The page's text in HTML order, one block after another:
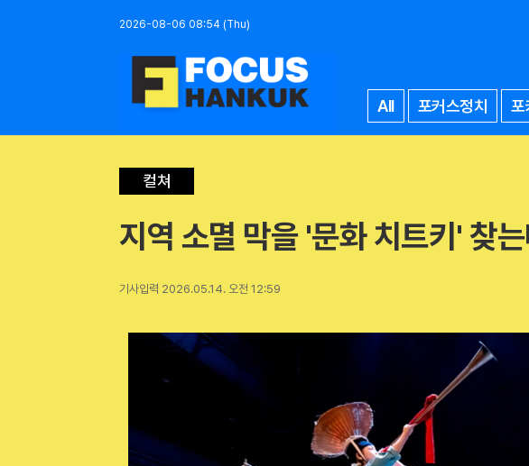
2026-08-06 08:54 (Thu)
All 포커스정치 포
컬쳐
지역 소멸 막을 '문화 치트키' 찾
기사입력 2026.05.14. 오전 12:59